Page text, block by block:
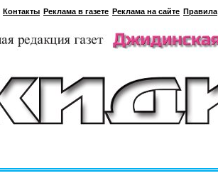
Контакты Реклама в газете Реклама на сайте Правила